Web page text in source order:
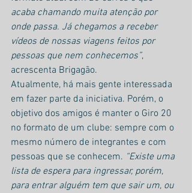
acaba chamando muita atenção por
onde passa. Já chegamos a receber
vídeos de nossas viagens feitos por
pessoas que nem conhecemos”,
acrescenta Brigagão.
Atualmente, há mais gente interessada
em fazer parte da iniciativa. Porém, o
objetivo dos amigos é manter o Giro 20
no formato de um clube: sempre com o
mesmo número de integrantes e com
pessoas que se conhecem. “Existe uma
lista de espera para ingressar, porém,
para entrar alguém tem que sair um, ou